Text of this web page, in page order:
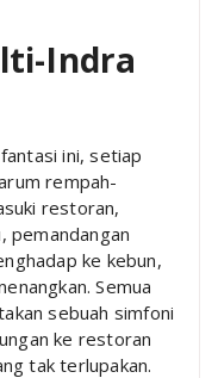
Indra
ini, setiap
rempah-
restoran,
pemandangan
ke kebun,
Semua
sebuah simfoni
ke restoran
tak terlupakan.